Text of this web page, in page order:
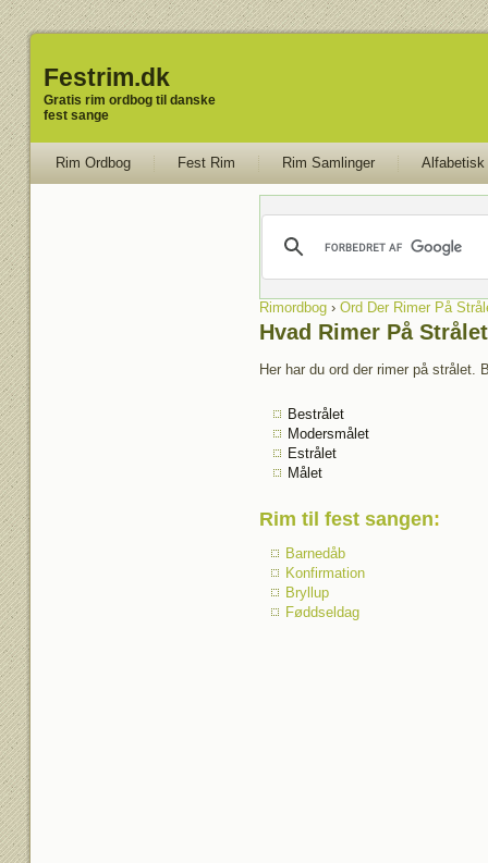
Festrim.dk
Gratis rim ordbog til danske
fest sange
Rim Ordbog Fest Rim Rim Samlinger Alfabetisk
Rimordbog› Ord Der Rimer På
Hvad Rimer På Strålet
Her har du ord der rimer på
Bestrålet
Modersmålet
Estrålet
Målet
Rim til fest sangen:
Barnedåb
Konfirmation
Bryllup
Føddseldag